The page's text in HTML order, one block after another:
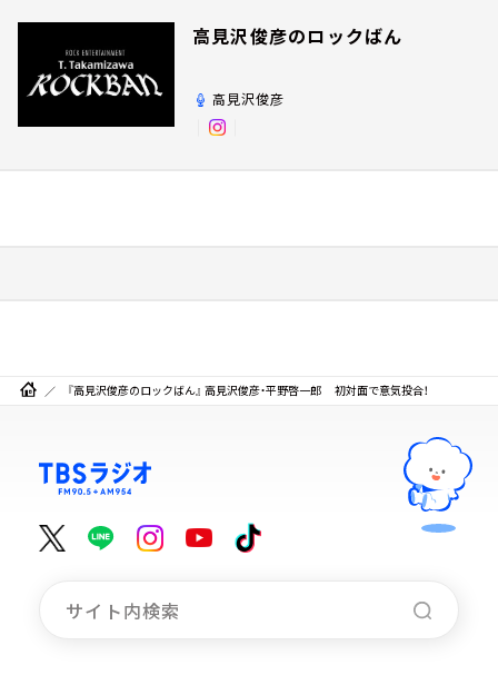
高見沢俊彦のロックばん
高見沢俊彦
『高見沢俊彦のロックばん』 高見沢俊彦・平野啓一郎 初対面で意気投合！